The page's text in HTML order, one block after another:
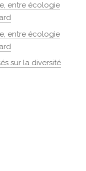
entre écologie
entre écologie
sur la diversité